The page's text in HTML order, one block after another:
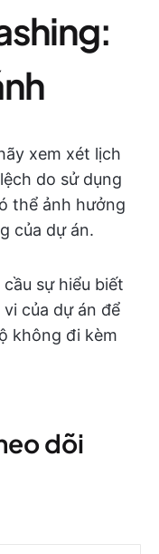
xem xét lịch
do sử dụng
thể ảnh hưởng
của dự án.
sự hiểu biết
của dự án để
không đi kèm
dõi